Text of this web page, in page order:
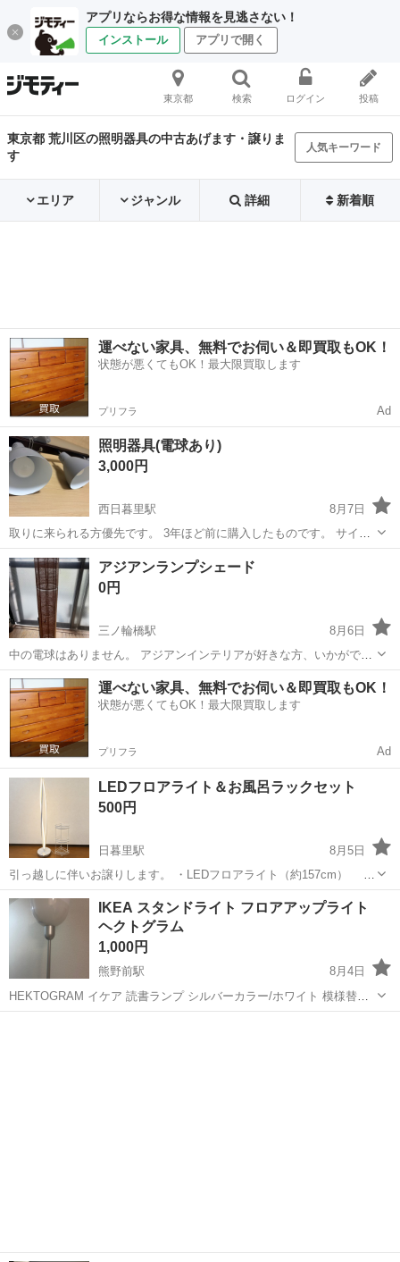
アプリならお得な情報を見逃さない！
インストール アプリで開く
東京都 検索 ログイン 投稿
東京都 荒川区の照明器具の中古あげます・譲りま
す
人気キーワード
エリア ジャンル 詳細 新着順
運べない家具、無料でお伺い＆即買取もOK！
状態が悪くてもOK！最大限買取します
プリフラ Ad
照明器具(電球あり)
3,000円
西日暮里駅
8月7日
取りに来られる方優先です。 3年ほど前に購入したものです。 サイ
ズ：約 横80cm×縦25cm 取り付け部分直径15cm 電球が4つ付いてい
ますが、2つしかつけないなど、明るさの調節ができます。(電球LED)
引き渡し日は柔...
東京 荒川区 照明器具
アジアンランプシェード
0円
三ノ輪橋駅
8月6日
中の電球はありません。 アジアンインテリアが好きな方、いかがでし
ょうか？ 取りに来てくださる方に。
東京 荒川区 三ノ輪橋駅 照明器具
運べない家具、無料でお伺い＆即買取もOK！
状態が悪くてもOK！最大限買取します
プリフラ Ad
LEDフロアライト＆お風呂ラックセット
500円
日暮里駅
8月5日
引っ越しに伴いお譲りします。 ・LEDフロアライト（約157cm） 動
作確認済みです。お部屋の間接照明としておすすめです。 ・お風呂ラ
ック（約61cm） 使用に伴うサビがありますので、状態をご理解い
ただけ...
東京 荒川区 日暮里駅 照明器具
IKEA スタンドライト フロアアップライト
ヘクトグラム
1,000円
熊野前駅
8月4日
HEKTOGRAM イケア 読書ランプ シルバーカラー/ホワイト 模様替え
のためお譲りします。 上のE26電球は無いです。下のGU10電球は付け